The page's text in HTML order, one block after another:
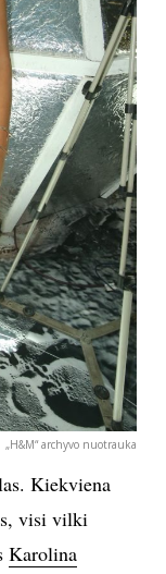
„H&M“ archyvo nuotrauka
Kiekviena
visi vilki
Karolina